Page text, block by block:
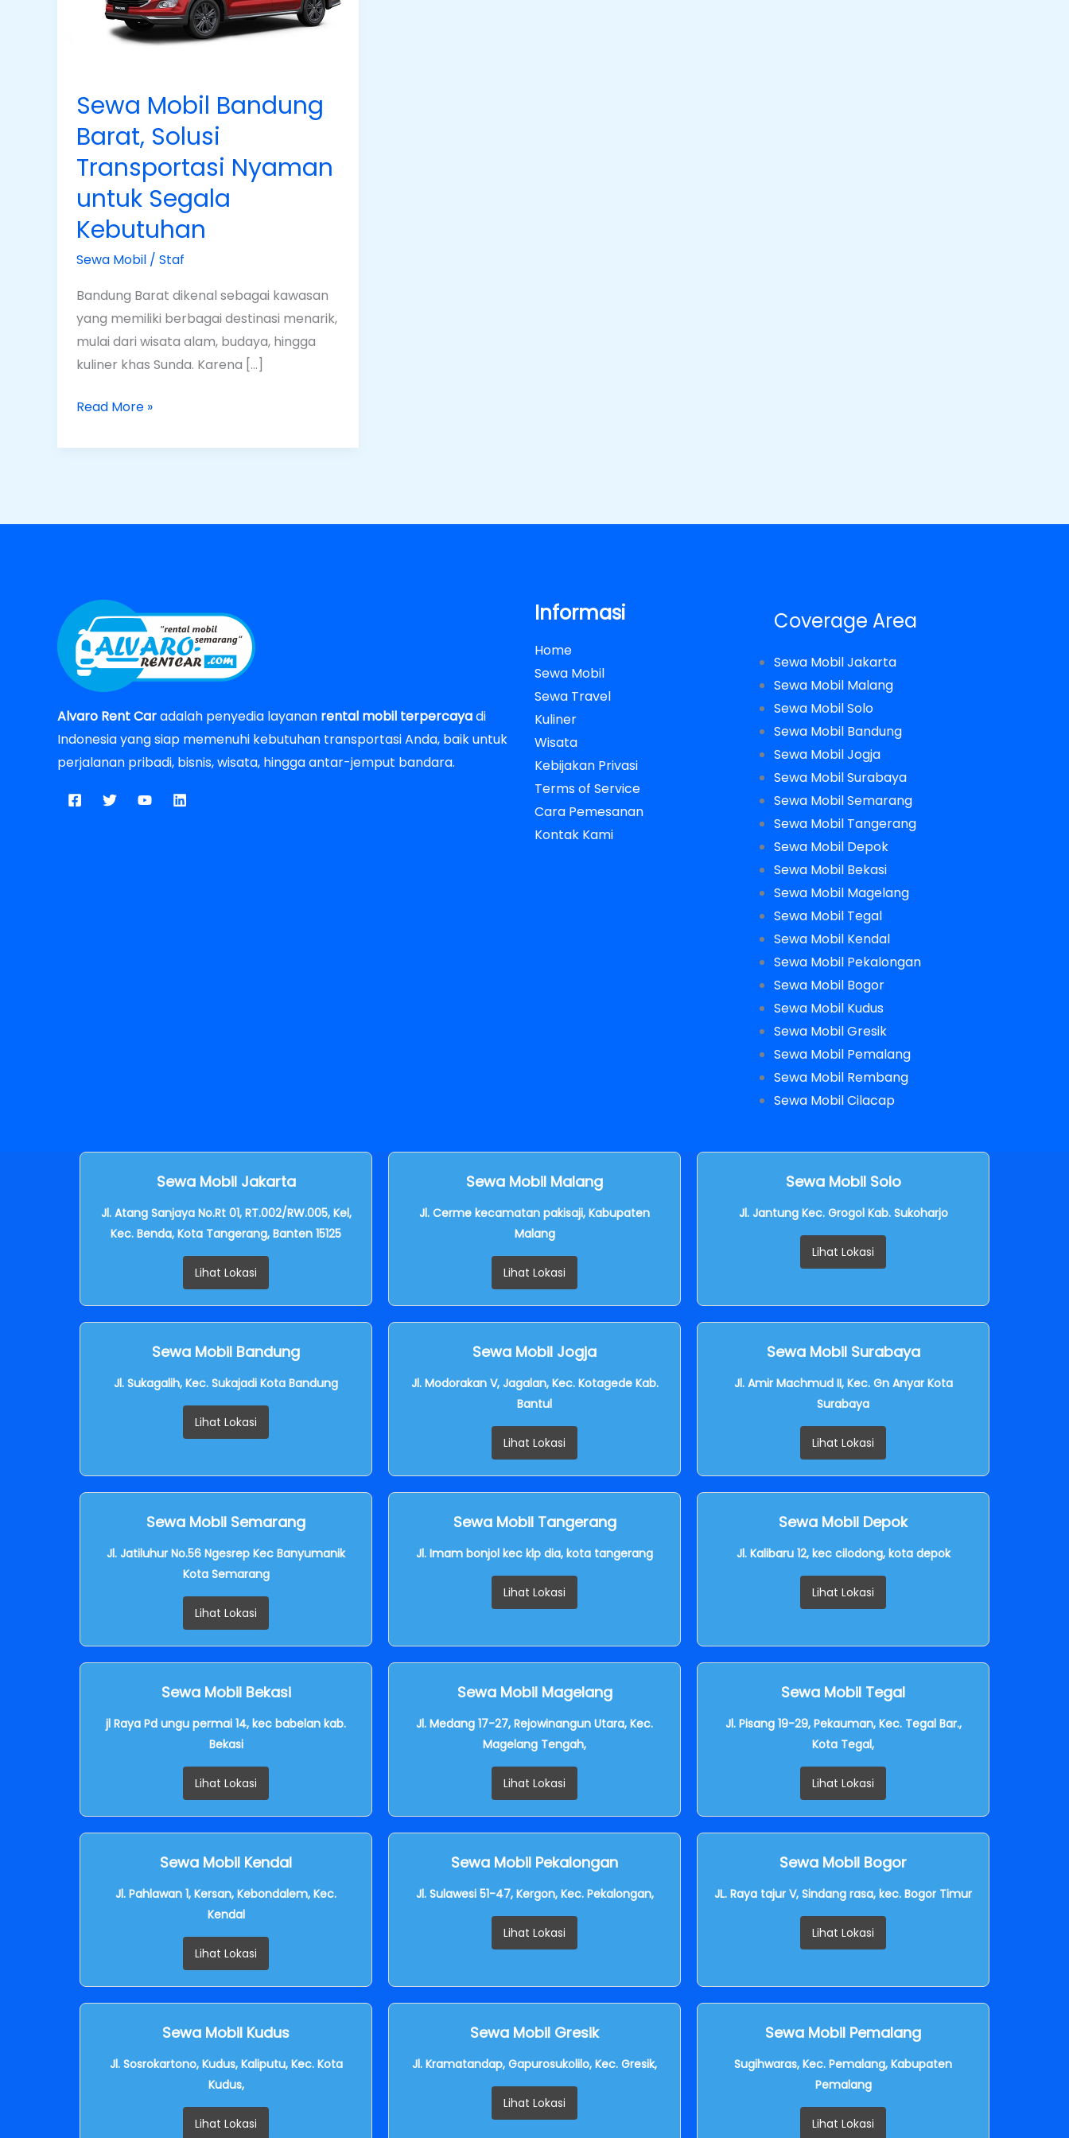
Sewa Mobil Bandung
Barat, Solusi
Transportasi Nyaman
untuk Segala
Kebutuhan
Sewa Mobil / Staf
Bandung Barat dikenal sebagai kawasan
yang memiliki berbagai destinasi menarik,
mulai dari wisata alam, budaya, hingga
kuliner khas Sunda. Karena […]
Solusi
Transportasi
Segala
Read More »
Alvaro Rent Caradalah penyedia layanan rental mobil terpercayadi
Indonesia yang siap memenuhi kebutuhan transportasi Anda, baik untuk
perjalanan pribadi, bisnis, wisata, hingga antar-jemput bandara.
Informasi
Home
Sewa Mobil
Sewa Travel
Kuliner
Wisata
Kebijakan Privasi
Terms of Service
Cara Pemesanan
Kontak Kami
Coverage Area
Sewa Mobil Jakarta
Sewa Mobil Malang
Sewa Mobil Solo
Sewa Mobil Bandung
Sewa Mobil Jogja
Sewa Mobil Surabaya
Sewa Mobil Semarang
Sewa Mobil Tangerang
Sewa Mobil Depok
Sewa Mobil Bekasi
Sewa Mobil Magelang
Sewa Mobil Tegal
Sewa Mobil Kendal
Sewa Mobil Pekalongan
Sewa Mobil Bogor
Sewa Mobil Kudus
Sewa Mobil Gresik
Sewa Mobil Pemalang
Sewa Mobil Rembang
Sewa Mobil Cilacap
Sewa Mobil Jakarta
Jl. Atang Sanjaya No.Rt 01, RT.002/RW.005, Kel,
Kec. Benda, Kota Tangerang, Banten 15125
Lihat Lokasi
Sewa Mobil Malang
Jl. Cerme kecamatan pakisaji, Kabupaten
Malang
Lihat Lokasi
Sewa Mobil Solo
Jl. Jantung Kec. Grogol Kab. Sukoharjo
Lihat Lokasi
Sewa Mobil Bandung
Jl. Sukagalih, Kec. Sukajadi Kota Bandung
Lihat Lokasi
Sewa Mobil Jogja
Jl. Modorakan V, Jagalan, Kec. Kotagede Kab.
Bantul
Lihat Lokasi
Sewa Mobil Surabaya
Jl. Amir Machmud II, Kec. Gn Anyar Kota
Surabaya
Lihat Lokasi
Sewa Mobil Semarang
Jl. Jatiluhur No.56 Ngesrep Kec Banyumanik
Kota Semarang
Lihat Lokasi
Sewa Mobil Tangerang
Jl. Imam bonjol kec klp dia, kota tangerang
Lihat Lokasi
Sewa Mobil Depok
Jl. Kalibaru 12, kec cilodong, kota depok
Lihat Lokasi
Sewa Mobil Bekasi
jl Raya Pd ungu permai 14, kec babelan kab.
Bekasi
Lihat Lokasi
Sewa Mobil Magelang
Jl. Medang 17-27, Rejowinangun Utara, Kec.
Magelang Tengah,
Lihat Lokasi
Sewa Mobil Tegal
Jl. Pisang 19-29, Pekauman, Kec. Tegal Bar.,
Kota Tegal,
Lihat Lokasi
Sewa Mobil Kendal
Jl. Pahlawan 1, Kersan, Kebondalem, Kec.
Kendal
Lihat Lokasi
Sewa Mobil Pekalongan
Jl. Sulawesi 51-47, Kergon, Kec. Pekalongan,
Lihat Lokasi
Sewa Mobil Bogor
JL. Raya tajur V, Sindang rasa, kec. Bogor Timur
Lihat Lokasi
Sewa Mobil Kudus
Jl. Sosrokartono, Kudus, Kaliputu, Kec. Kota
Kudus,
Lihat Lokasi
Sewa Mobil Gresik
Jl. Kramatandap, Gapurosukolilo, Kec. Gresik,
Lihat Lokasi
Sewa Mobil Pemalang
Sugihwaras, Kec. Pemalang, Kabupaten
Pemalang
Lihat Lokasi